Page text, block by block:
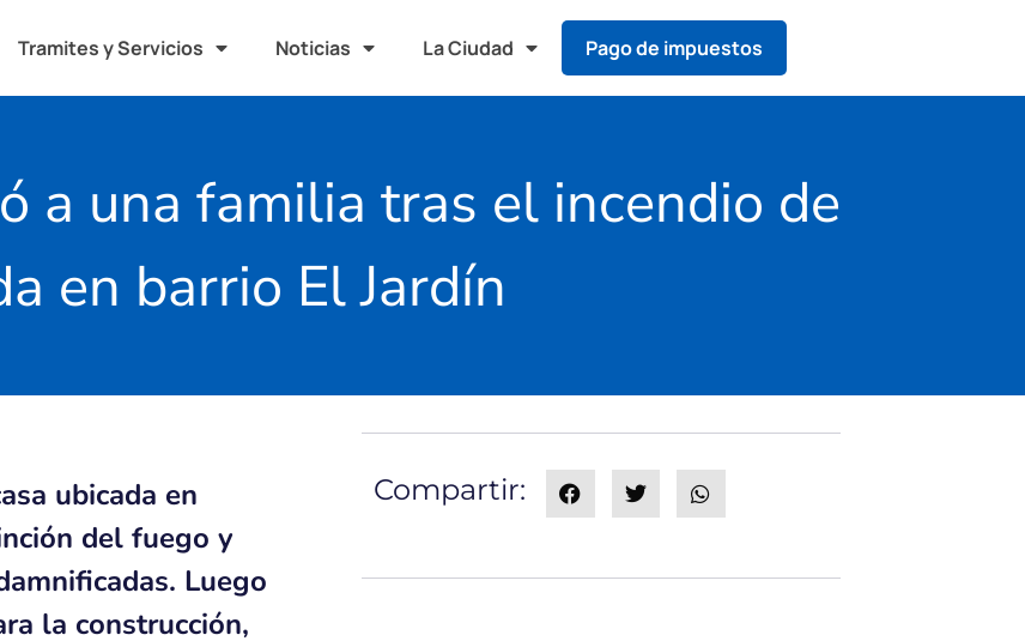
Tramites y Servicios Noticias La Ciudad Pago de impuestos
a una familia tras el incendio de
en barrio El Jardín
ubicada en
del fuego y
Luego
la construcción,
Compartir: